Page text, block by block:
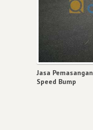
Jasa Pemasangan
Speed Bump